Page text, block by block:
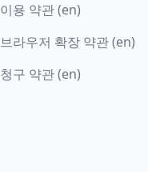
이용 약관 (en)
브라우저 확장 약관 (en)
청구 약관 (en)